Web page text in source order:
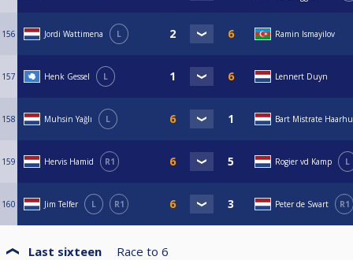
156 Jordi Wattimena L Ramin Ismayilov
157 Henk Gessel L Lennert Duyn
158 Muhsin Yağlı L Bart Mistrate
159 Hervis Hamid R1 Rogier vd Kamp L
160 Jim Telfer L R1 Peter de Swart R1
Last sixteen Race to 6